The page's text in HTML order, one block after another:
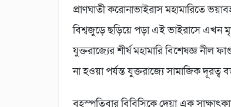
প্রাণঘাতী করোনাভাইরাস মহামারিতে
বিশ্বজুড়ে ছড়িয়ে পড়া এই ভাইরাসে এখন
যুক্তরাজ্যের শীর্ষ মহামারি বিশেষজ্ঞ নীল
না হওয়া পর্যন্ত যুক্তরাজ্যে সামাজিক দূরত্ব
বৃহস্পতিবার বিবিসিকে দেয়া এক